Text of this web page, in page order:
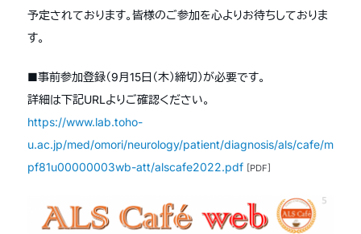
予定されております。皆様のご参加を心よりお待ちしておりま
す。
■事前参加登録（9月15日（木）締切）が必要です。
詳細は下記URLよりご確認ください。
https://www.lab.toho-
u.ac.jp/med/omori/neurology/patient/diagnosis/als/cafe/m
pf81u00000003wb-att/alscafe2022.pdf [PDF]